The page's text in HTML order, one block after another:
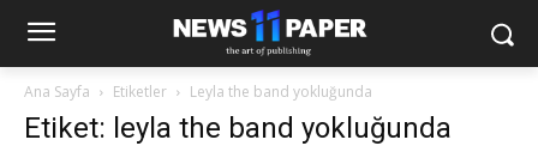
Ana Sayfa Etiketler Leyla the band yokluğunda
Etiket: leyla the band yokluğunda